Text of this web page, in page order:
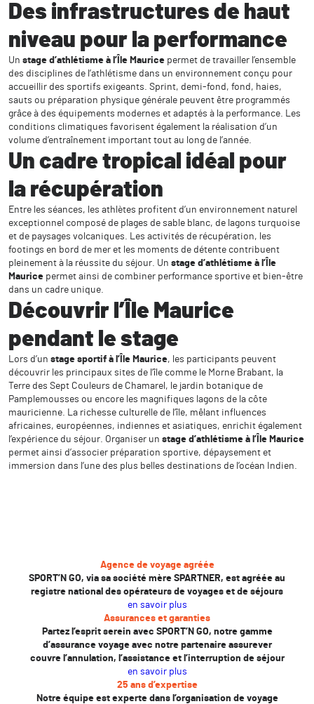
Des infrastructures de haut
niveau pour la performance
Un stage d’athlétisme à l’Île Maurice permet de travailler l’ensemble
des disciplines de l’athlétisme dans un environnement conçu pour
accueillir des sportifs exigeants. Sprint, demi-fond, fond, haies,
sauts ou préparation physique générale peuvent être programmés
grâce à des équipements modernes et adaptés à la performance. Les
conditions climatiques favorisent également la réalisation d’un
volume d’entraînement important tout au long de l’année.
Un cadre tropical idéal pour
la récupération
Entre les séances, les athlètes profitent d’un environnement naturel
exceptionnel composé de plages de sable blanc, de lagons turquoise
et de paysages volcaniques. Les activités de récupération, les
footings en bord de mer et les moments de détente contribuent
pleinement à la réussite du séjour. Un stage d’athlétisme à l’Île
Maurice permet ainsi de combiner performance sportive et bien-être
dans un cadre unique.
Découvrir l’Île Maurice
pendant le stage
Lors d’un stage sportif à l’Île Maurice, les participants peuvent
découvrir les principaux sites de l’île comme le Morne Brabant, la
Terre des Sept Couleurs de Chamarel, le jardin botanique de
Pamplemousses ou encore les magnifiques lagons de la côte
mauricienne. La richesse culturelle de l’île, mêlant influences
africaines, européennes, indiennes et asiatiques, enrichit également
l’expérience du séjour. Organiser un stage d’athlétisme à l’Île Maurice
permet ainsi d’associer préparation sportive, dépaysement et
immersion dans l’une des plus belles destinations de l’océan Indien.
Agence de voyage agréée
SPORT’N GO, via sa société mère SPARTNER, est agréée au
registre national des opérateurs de voyages et de séjours
en savoir plus
Assurances et garanties
Partez l’esprit serein avec SPORT’N GO, notre gamme
d’assurance voyage avec notre partenaire assurever
couvre l’annulation, l’assistance et l’interruption de séjour
en savoir plus
25 ans d’expertise
Notre équipe est experte dans l’organisation de voyage